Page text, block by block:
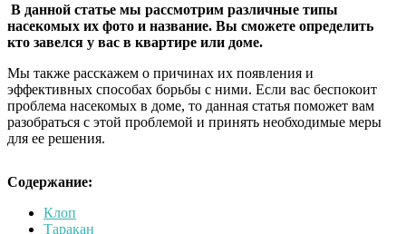
В данной статье мы рассмотрим различные типы
насекомых их фото и название. Вы сможете определить
кто завелся у вас в квартире или доме.
Мы также расскажем о причинах их появления и
эффективных способах борьбы с ними. Если вас беспокоит
проблема насекомых в доме, то данная статья поможет вам
разобраться с этой проблемой и принять необходимые меры
для ее решения.
Содержание:
Клоп
Таракан